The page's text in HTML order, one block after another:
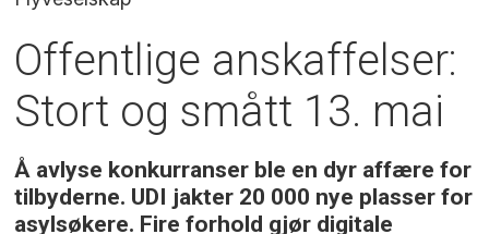
Offentlige anskaffelser:
Stort og smått 13. mai
Å avlyse konkurranser ble en dyr affære for
tilbyderne. UDI jakter 20 000 nye plasser for
asylsøkere. Fire forhold gjør digitale